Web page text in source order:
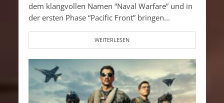
dem klangvollen Namen “Naval Warfare” und in
der ersten Phase “Pacific Front” bringen...
WEITERLESEN